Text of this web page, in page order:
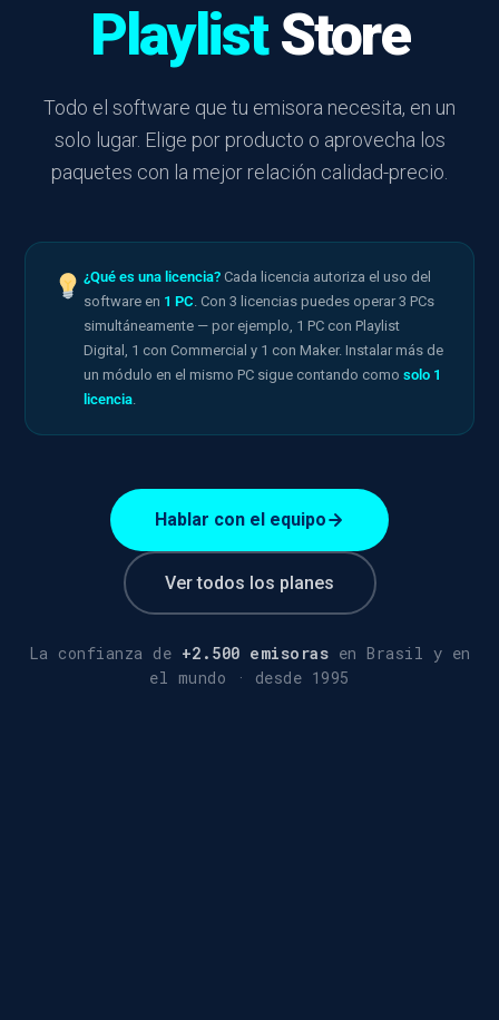
PlaylistStore
Todo el software que tu emisora necesita, en un
solo lugar. Elige por producto o aprovecha los
paquetes con la mejor relación calidad-precio.
¿Qué es una licencia?Cada licencia autoriza el uso del
software en 1 PC. Con 3 licencias puedes operar 3 PCs
simultáneamente — por ejemplo, 1 PC con Playlist
Digital, 1 con Commercial y 1 con Maker. Instalar más de
un módulo en el mismo PC sigue contando como solo 1
licencia.
Hablar con el equipo
Ver todos los planes
La confianza de +2.500 emisoras en Brasil y en
el mundo · desde 1995